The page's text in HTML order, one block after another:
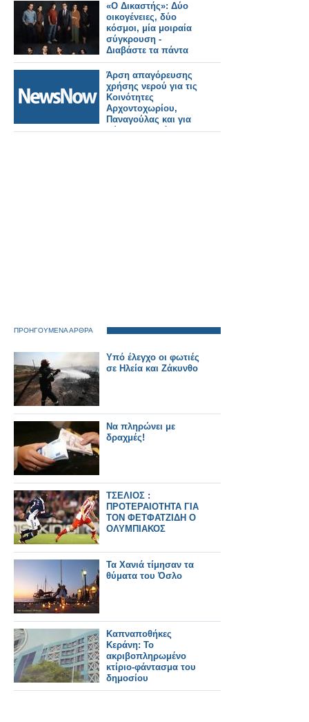
«Ο Δικαστής»: Δύο
οικογένειες, δύο
κόσμοι, μία μοιραία
σύγκρουση -
Διαβάστε τα πάντα
Άρση απαγόρευσης
χρήσης νερού για τις
Κοινότητες
Αρχοντοχωρίου,
Παναγούλας και για
Λύσιμο, Παλιόβαρκα.
ΠΡΟΗΓΟΥΜΕΝΑ ΑΡΘΡΑ
Υπό έλεγχο οι φωτιές
σε Ηλεία και Ζάκυνθο
Να πληρώνει με
δραχμές!
ΤΣΕΛΙΟΣ :
ΠΡΟΤΕΡΑΙΟΤΗΤΑ ΓΙΑ
ΤΟΝ ΦΕΤΦΑΤΖΙΔΗ Ο
ΟΛΥΜΠΙΑΚΟΣ
Τα Χανιά τίμησαν τα
θύματα του Όσλο
Καπναποθήκες
Κεράνη: Το
ακριβοπληρωμένο
κτίριο-φάντασμα του
δημοσίου